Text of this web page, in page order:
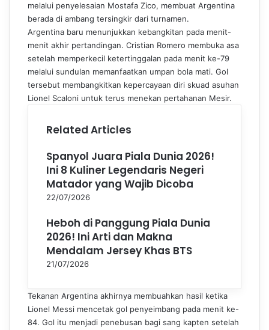
melalui penyelesaian Mostafa Zico, membuat Argentina
berada di ambang tersingkir dari turnamen.
Argentina baru menunjukkan kebangkitan pada menit-
menit akhir pertandingan. Cristian Romero membuka asa
setelah memperkecil ketertinggalan pada menit ke-79
melalui sundulan memanfaatkan umpan bola mati. Gol
tersebut membangkitkan kepercayaan diri skuad asuhan
Lionel Scaloni untuk terus menekan pertahanan Mesir.
Related Articles
Spanyol Juara Piala Dunia 2026!
Ini 8 Kuliner Legendaris Negeri
Matador yang Wajib Dicoba
22/07/2026
Heboh di Panggung Piala Dunia
2026! Ini Arti dan Makna
Mendalam Jersey Khas BTS
21/07/2026
Tekanan Argentina akhirnya membuahkan hasil ketika
Lionel Messi mencetak gol penyeimbang pada menit ke-
84. Gol itu menjadi penebusan bagi sang kapten setelah